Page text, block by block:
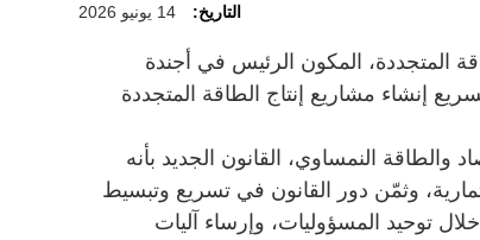
التاريخ: 14 يونيو 2026
المتجددة، المكون الرئيس في أجندة
إنشاء مشاريع إنتاج الطاقة المتجددة
والطاقة النمساوي، القانون الجديد بأنه
وثمّن دور القانون في تسريع وتبسيط
توحيد المسؤوليات، وإرساء آليات